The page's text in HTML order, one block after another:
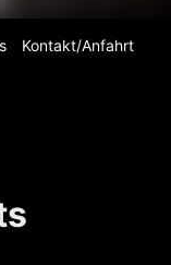
Kontakt/Anfahrt